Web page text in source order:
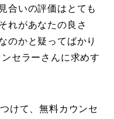
合いの評価はとても
れがあなたの良さ
のかと疑ってばかり
セラーさんに求めす
けて、無料カウンセ